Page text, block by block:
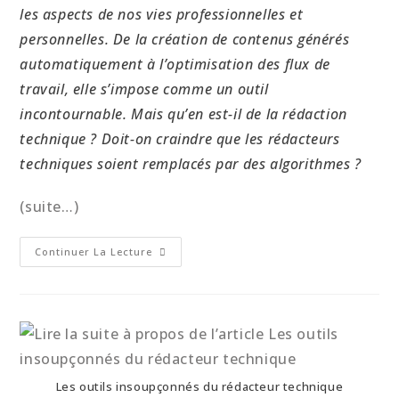
les aspects de nos vies professionnelles et
personnelles. De la création de contenus générés
automatiquement à l’optimisation des flux de
travail, elle s’impose comme un outil
incontournable. Mais qu’en est-il de la rédaction
technique ? Doit-on craindre que les rédacteurs
techniques soient remplacés par des algorithmes ?
(suite…)
Continuer La Lecture
Les outils insoupçonnés du rédacteur technique